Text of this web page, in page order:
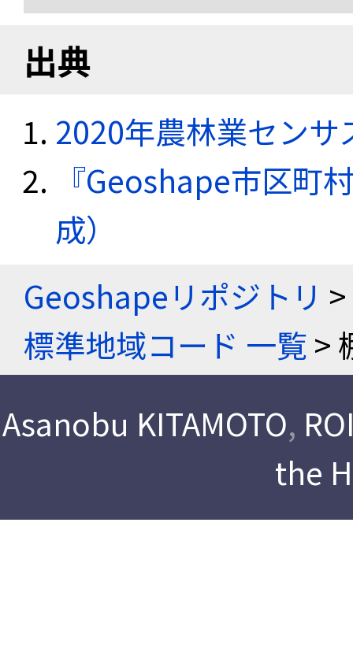
出典
2020年農林業セン
『Geoshape市区町
成）
Geoshapeリポジトリ >
標準地域コード 一覧>
Asanobu KITAMOTO,
the